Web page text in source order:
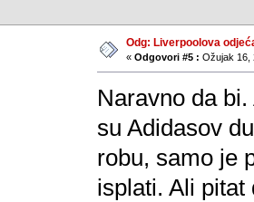
Odg: Liverpoolova
« Odgovori #5 : Ožujak 16,
Naravno da
su Adidasov
robu, samo je
isplati. Ali pitat